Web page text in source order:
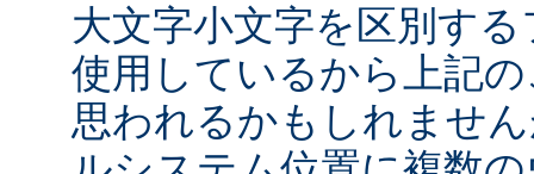
大文字小文字を区別す
使用しているから上記
思われるかもしれませ